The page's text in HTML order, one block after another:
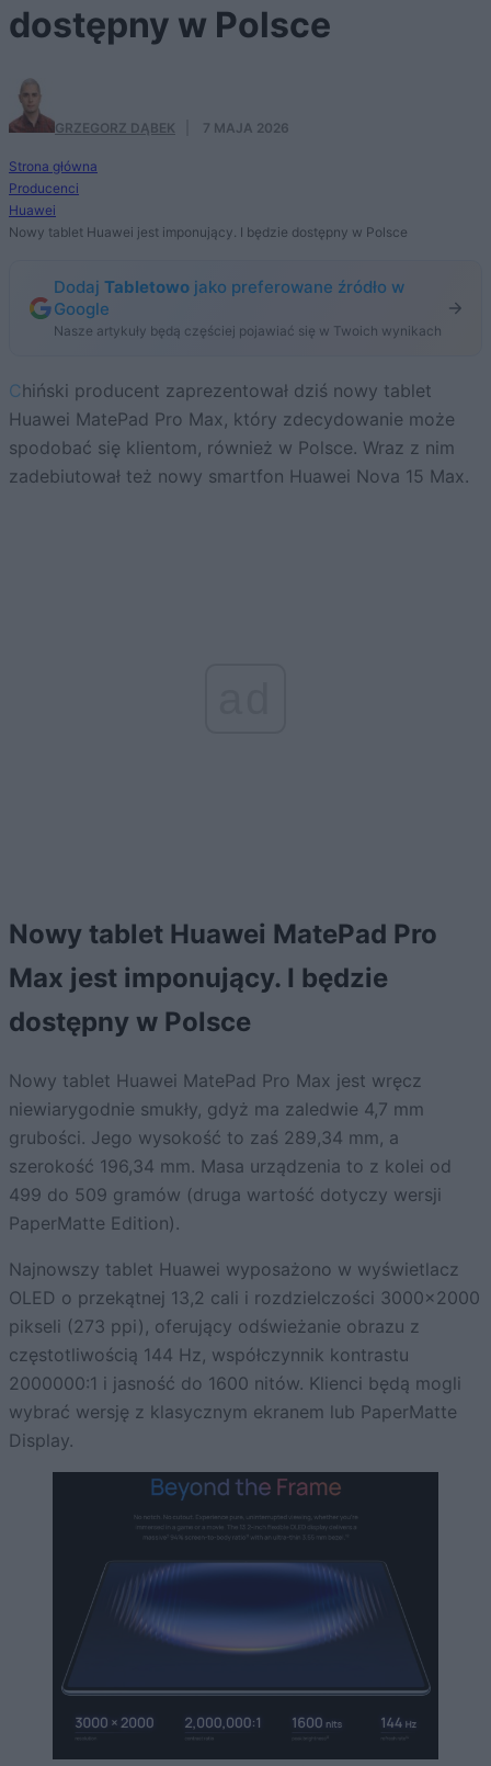
dostępny w Polsce
GRZEGORZ DĄBEK 7 MAJA 2026
Strona główna
Producenci
Huawei
Nowy tablet Huawei jest imponujący. I będzie dostępny w Polsce
Dodaj Tabletowo jako preferowane źródło w
Google
Nasze artykuły będą częściej pojawiać się w Twoich wynikach
Chiński producent zaprezentował dziś nowy tablet
Huawei MatePad Pro Max, który zdecydowanie może
spodobać się klientom, również w Polsce. Wraz z nim
zadebiutował też nowy smartfon Huawei Nova 15 Max.
Nowy tablet Huawei MatePad Pro
Max jest imponujący. I będzie
dostępny w Polsce
Nowy tablet Huawei MatePad Pro Max jest wręcz
niewiarygodnie smukły, gdyż ma zaledwie 4,7 mm
grubości. Jego wysokość to zaś 289,34 mm, a
szerokość 196,34 mm. Masa urządzenia to z kolei od
499 do 509 gramów (druga wartość dotyczy wersji
PaperMatte Edition).
Najnowszy tablet Huawei wyposażono w wyświetlacz
OLED o przekątnej 13,2 cali i rozdzielczości 3000×2000
pikseli (273 ppi), oferujący odświeżanie obrazu z
częstotliwością 144 Hz, współczynnik kontrastu
2000000:1 i jasność do 1600 nitów. Klienci będą mogli
wybrać wersję z klasycznym ekranem lub PaperMatte
Display.